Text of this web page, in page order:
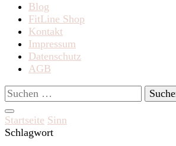
Blog
FitLine Shop
Kontakt
Impressum
Datenschutz
AGB
Suchen
nach:
Startseite Sinn
Schlagwort